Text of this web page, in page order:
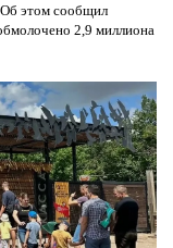
этом сообщил
2,9 миллиона